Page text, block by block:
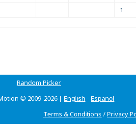
1
Random Picker
© 2009-2026 | English - Espanol
Terms & Conditions /Privacy